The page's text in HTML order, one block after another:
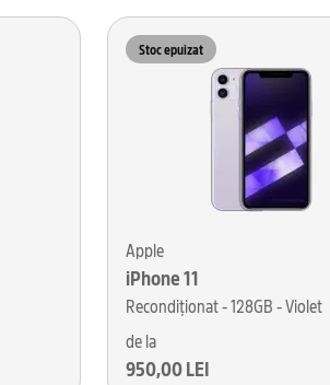
Stoc epuizat
Apple
iPhone 11
Recondiționat - 128GB - Violet
de la
950,00 LEI